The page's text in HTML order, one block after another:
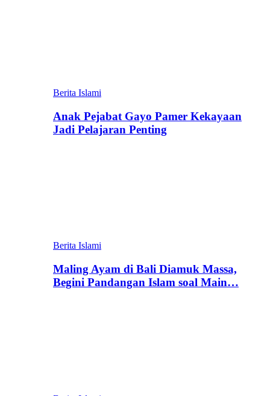
Berita Islami
Anak Pejabat Gayo Pamer Kekayaan
Jadi Pelajaran Penting
Berita Islami
Maling Ayam di Bali Diamuk Massa,
Begini Pandangan Islam soal Main…